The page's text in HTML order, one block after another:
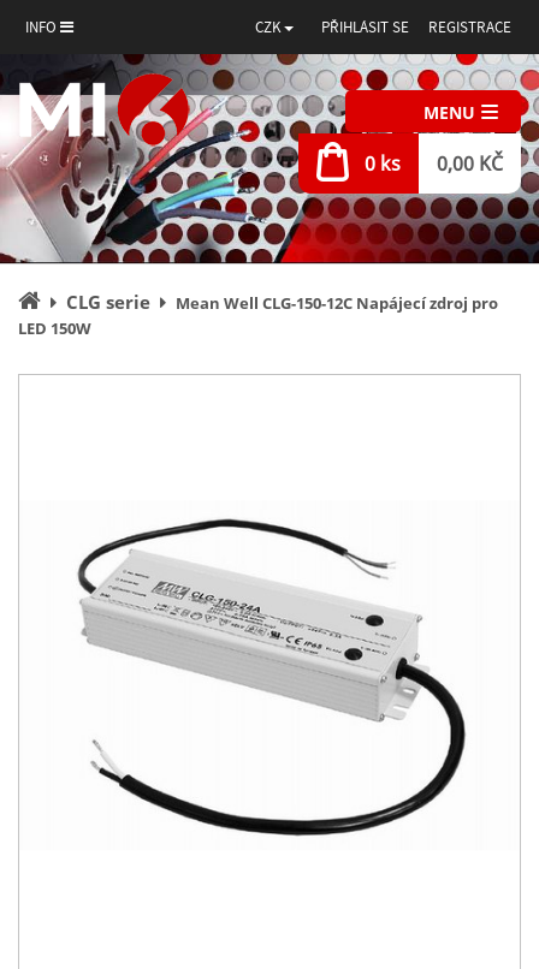
INFO CZK PŘIHLÁSIT SE REGISTRACE
MENU
0 ks 0,00 KČ
Úvodní
stránka
CLG serie
Mean Well CLG-150-12C Napájecí zdroj pro
LED 150W